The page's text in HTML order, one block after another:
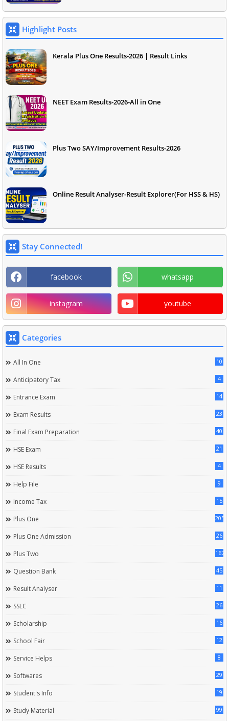
Highlight Posts
Kerala Plus One Results-2026 | Result Links
NEET Exam Results-2026-All in One
Plus Two SAY/Improvement Results-2026
Online Result Analyser-Result Explorer(For HSS & HS)
Stay Connected!
facebook whatsapp
instagram youtube
Categories
All In One 10
Anticipatory Tax 4
Entrance Exam 14
Exam Results 23
Final Exam Preparation 40
HSE Exam 21
HSE Results 4
Help File 9
Income Tax 15
Plus One 205
Plus One Admission 26
Plus Two 167
Question Bank 45
Result Analyser 11
SSLC 26
Scholarship 16
School Fair 12
Service Helps 8
Softwares 29
Student's Info 19
Study Material 99